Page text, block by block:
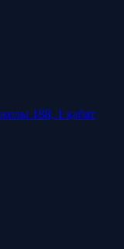
188, 1 қабат